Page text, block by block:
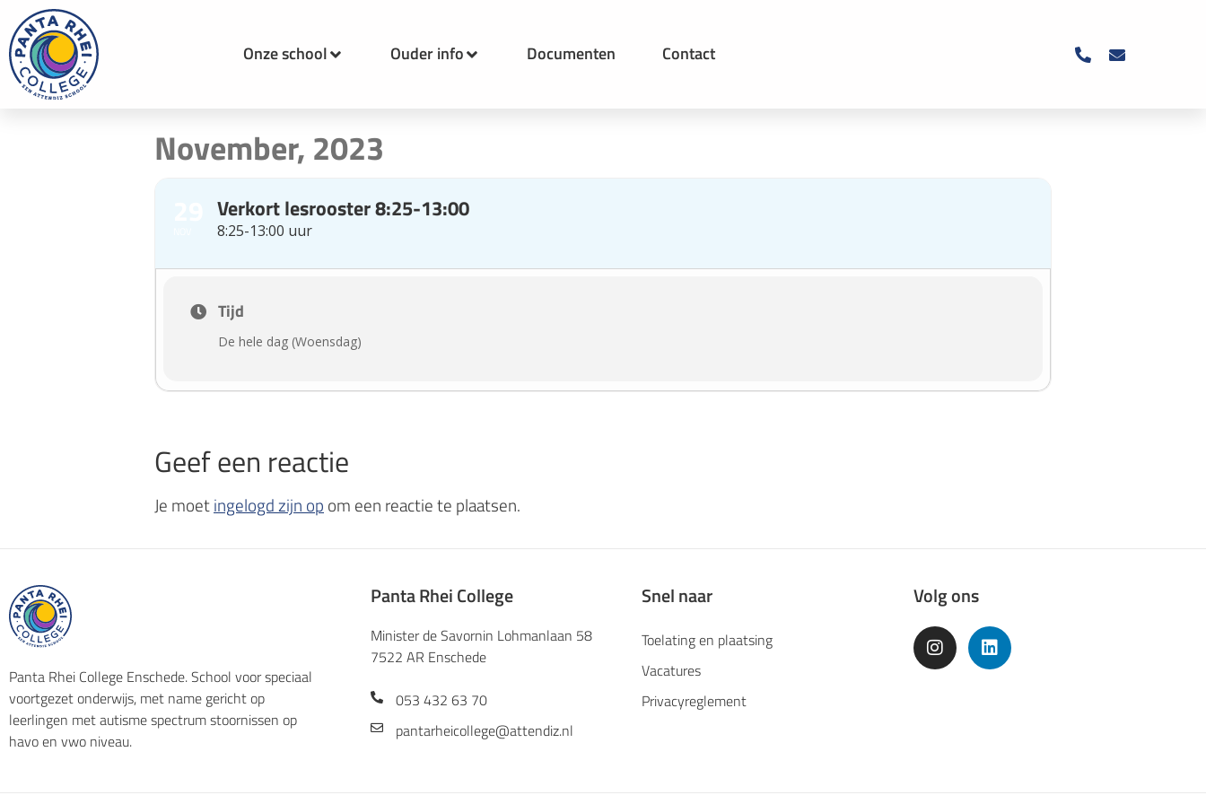
Onze school Ouder info Documenten Contact
November, 2023
Verkort lesrooster 8:25-13:00
8:25-13:00 uur
Tijd
De hele dag (Woensdag)
Geef een reactie
Je moetingelogd zijn op om een reactie te plaatsen.
Panta Rhei College Enschede. School voor speciaal
voortgezet onderwijs, met name gericht op
leerlingen met autisme spectrum stoornissen op
havo en vwo niveau.
Panta Rhei College
Minister de Savornin Lohmanlaan 58
7522 AR Enschede
053 432 63 70
pantarheicollege@attendiz.nl
Snel naar
Toelating en plaatsing
Vacatures
Privacyreglement
Volg ons